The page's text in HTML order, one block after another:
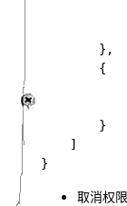
} ,
{
}
取消权限